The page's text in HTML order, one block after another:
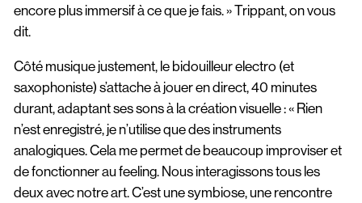
encore plus immersif à ce que je fais. » Trippant, on vous
dit.
Côté musique justement, le bidouilleur electro (et
saxophoniste) s’attache à jouer en direct, 40 minutes
durant, adaptant ses sons à la création visuelle : « Rien
n’est enregistré, je n’utilise que des instruments
analogiques. Cela me permet de beaucoup improviser et
de fonctionner au feeling. Nous interagissons tous les
deux avec notre art. C’est une symbiose, une rencontre